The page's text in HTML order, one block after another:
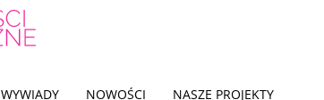
WYWIADY NOWOŚCI NASZE PROJEKTY